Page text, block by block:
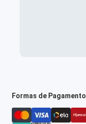
Formas de Pagamento